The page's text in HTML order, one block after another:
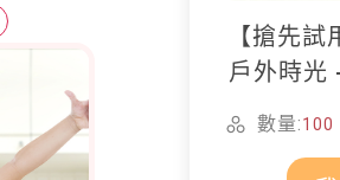
【搶先
戶外時光
數量:100